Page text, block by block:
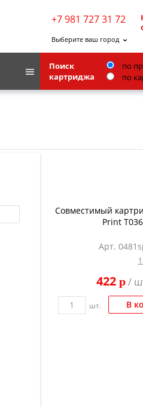
+7 981 727 31 72
Выберите ваш город
Поиск
картриджа
по
по
Совместимый
Print T036
Арт.
422 p/
шт. В